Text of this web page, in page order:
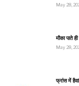
May 28,
मौका पाते
May 28,
फ्रांस में